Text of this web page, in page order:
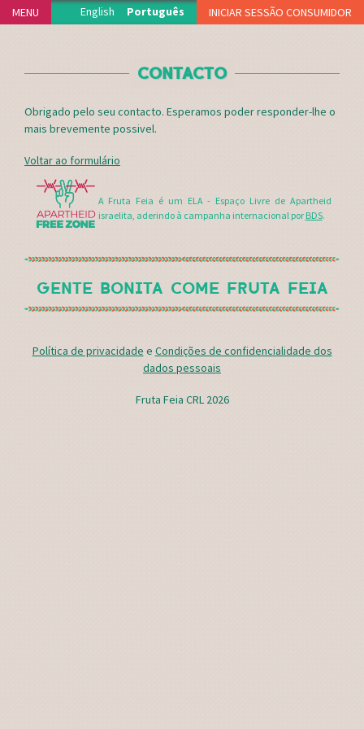
Jump to navigation
MENU INICIAR SESSÃO CONSUMIDOR
PROJECTO
DELEGAÇÕES
NOTÍCIAS
VIDEOTECA
English Português
CONTACTO
Obrigado pelo seu contacto. Esperamos poder responder-lhe o
mais brevemente possivel.
Voltar ao formulário
A Fruta Feia é um ELA - Espaço Livre de Apartheid
israelita, aderindo à campanha internacional por BDS.
GENTE BONITA COME FRUTA FEIA
Política de privacidade e Condições de confidencialidade dos
dados pessoais
Fruta Feia CRL 2026